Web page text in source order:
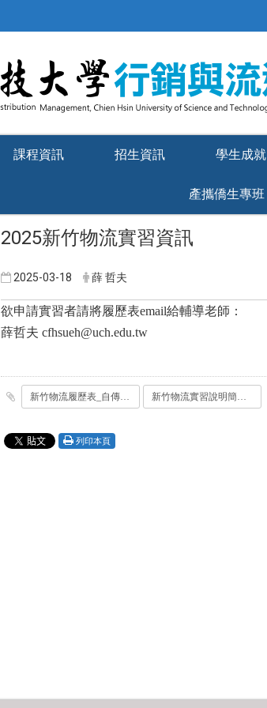
課程資訊 招生資訊 學生成就
產攜僑生專班
2025新竹物流實習資訊
2025-03-18 薛 哲夫
欲申請實習者請將履歷表email給輔導老師：
薛哲夫 cfhsueh@uch.edu.tw
新竹物流履歷表_自傳_有__1121018.doc 新竹物流實習說明簡報.pdf
列印本頁